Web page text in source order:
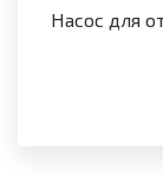
Насос для